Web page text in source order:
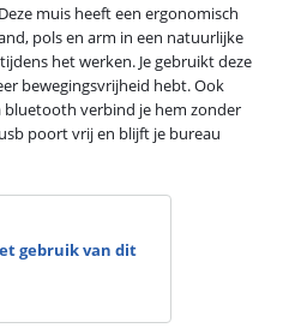
muis heeft een ergonomisch
pols en arm in een natuurlijke
het werken. Je gebruikt deze
bewegingsvrijheid hebt. Ook
bluetooth verbind je hem zonder
poort vrij en blijft je bureau
gebruik van dit